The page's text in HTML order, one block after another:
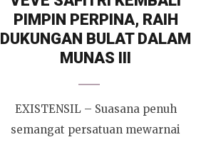
PIMPIN PERPINA, RAIH
DUKUNGAN BULAT DALAM
MUNAS III
EXISTENSIL – Suasana penuh
semangat persatuan mewarnai